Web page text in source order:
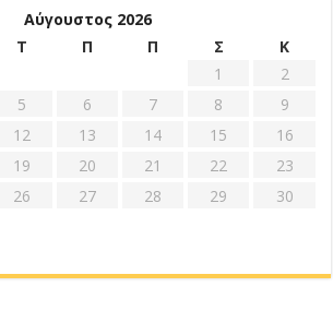
Αύγουστος 2026
Τ Π Π Σ
Κ
1
2
5 6 7 8
9
12 13 14 15
16
19 20 21 22
23
26 27 28 29
30